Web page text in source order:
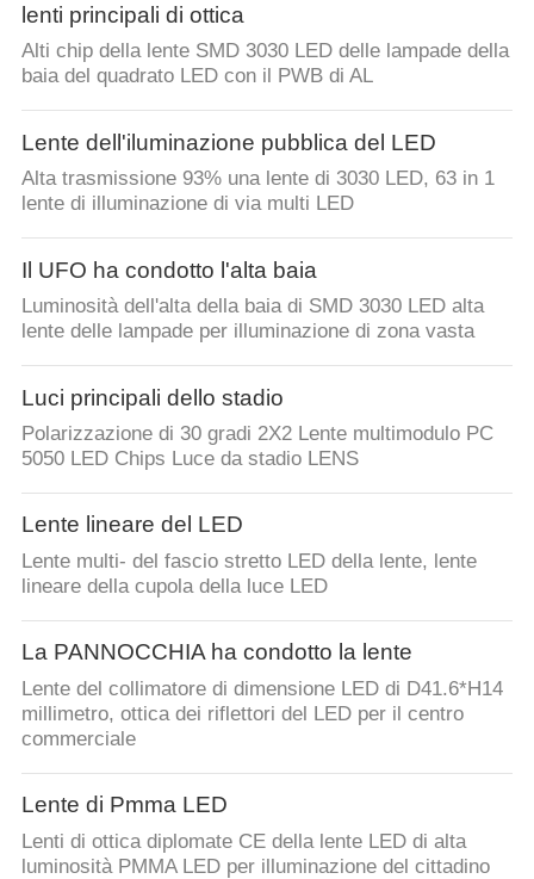
lenti principali di ottica
Alti chip della lente SMD 3030 LED delle lampade della
baia del quadrato LED con il PWB di AL
Lente dell'iluminazione pubblica del LED
Alta trasmissione 93% una lente di 3030 LED, 63 in 1
lente di illuminazione di via multi LED
Il UFO ha condotto l'alta baia
Luminosità dell'alta della baia di SMD 3030 LED alta
lente delle lampade per illuminazione di zona vasta
Luci principali dello stadio
Polarizzazione di 30 gradi 2X2 Lente multimodulo PC
5050 LED Chips Luce da stadio LENS
Lente lineare del LED
Lente multi- del fascio stretto LED della lente, lente
lineare della cupola della luce LED
La PANNOCCHIA ha condotto la lente
Lente del collimatore di dimensione LED di D41.6*H14
millimetro, ottica dei riflettori del LED per il centro
commerciale
Lente di Pmma LED
Lenti di ottica diplomate CE della lente LED di alta
luminosità PMMA LED per illuminazione del cittadino